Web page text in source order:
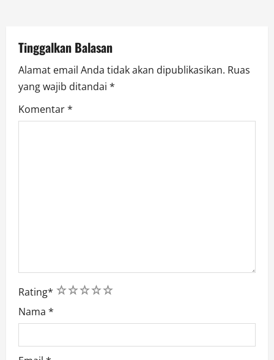
o
n
Tinggalkan Balasan
Alamat email Anda tidak akan dipublikasikan. Ruas
yang wajib ditandai *
Komentar*
Rating* 5
4
3
2
1
Nama *